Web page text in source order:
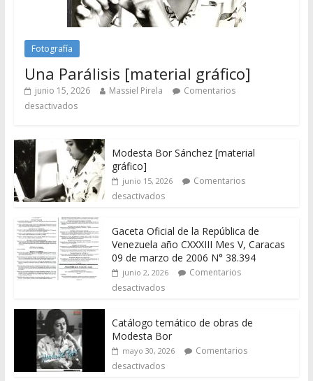
Fotografía
Una Parálisis [material gráfico]
junio 15, 2026 Massiel Pirela
Comentarios
desactivados
Modesta Bor Sánchez [material
gráfico]
junio 15, 2026
Comentarios
desactivados
Gaceta Oficial de la República de
Venezuela año CXXXIII Mes V, Caracas
09 de marzo de 2006 N° 38.394
junio 2, 2026
Comentarios
desactivados
Catálogo temático de obras de
Modesta Bor
mayo 30, 2026
Comentarios
desactivados